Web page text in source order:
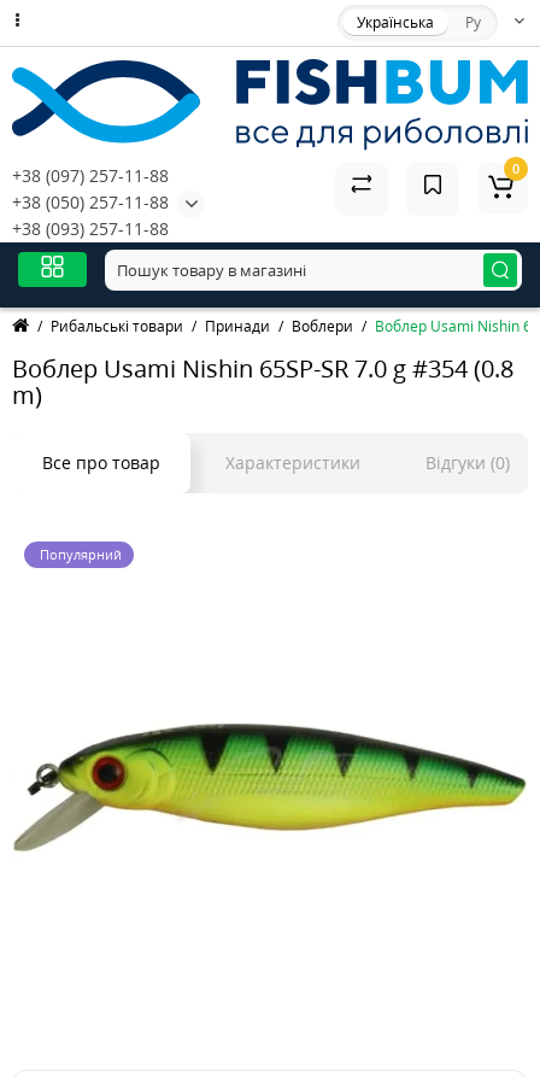
Українська Ру
+38 (097) 257-11-88
+38 (050) 257-11-88
+38 (093) 257-11-88
0
Рибальські товари Принади Воблери Воблер Usami Nishin
Воблер Usami Nishin 65SP-SR 7.0 g #354 (0.8
m)
Все про товар Характеристики Відгуки (0)
Популярний